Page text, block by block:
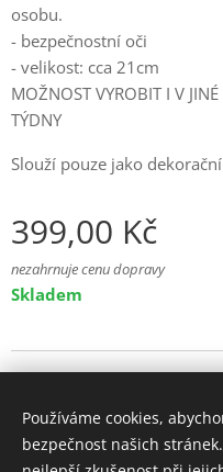
osobu.
- bezpečnostní oči
- velikost: cca 21cm
MOŽNOST VYROBIT I V
TÝDNY
Slouží pouze jako
399,00 Kč
nezahrnuje cenu dopravy
Skladem
Používáme cookies,
bezpečnost našich